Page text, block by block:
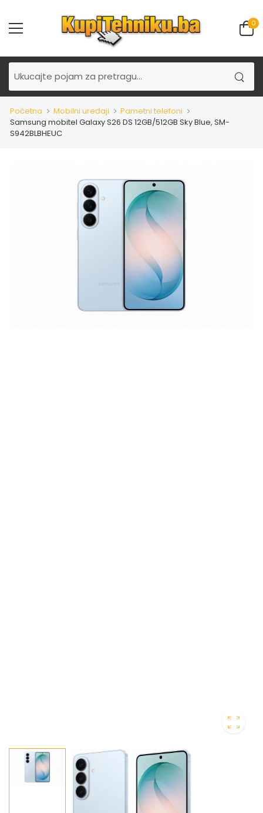
0
Početna Mobilni uređaji
Pametni telefoni
Samsung mobitel Galaxy S26 DS 12GB/512GB Sky Blue, SM-
S942BLBHEUC